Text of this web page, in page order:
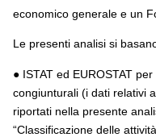
economico generale e un
Le presenti analisi si
● ISTAT ed EUROSTAT
congiunturali (i dati relativi
riportati nella presente
“Classificazione delle